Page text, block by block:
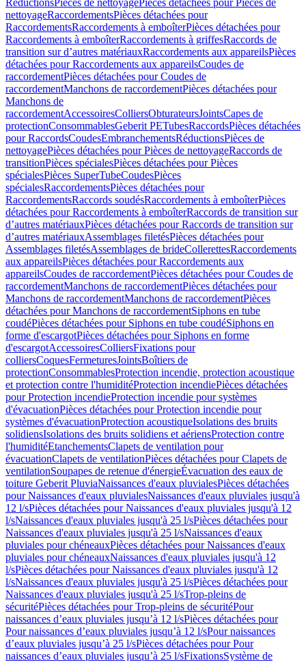
RéductionsPièces de nettoyagePièces détachées pour Pièces de
nettoyageRaccordementsPièces détachées pour
RaccordementsRaccordements à emboîterPièces détachées pour
Raccordements à emboîterRaccordements à griffesRaccords de
transition sur d’autres matériauxRaccordements aux appareilsPièces
détachées pour Raccordements aux appareilsCoudes de
raccordementPièces détachées pour Coudes de
raccordementManchons de raccordementPièces détachées pour
Manchons de
raccordementAccessoiresColliersObturateursJointsCapes de
protectionConsommablesGeberit PETubesRaccordsPièces détachées
pour RaccordsCoudesEmbranchementsRéductionsPièces de
nettoyagePièces détachées pour Pièces de nettoyageRaccords de
transitionPièces spécialesPièces détachées pour Pièces
spécialesPièces SuperTubeCoudesPièces
spécialesRaccordementsPièces détachées pour
RaccordementsRaccords soudésRaccordements à emboîterPièces
détachées pour Raccordements à emboîterRaccords de transition sur
d’autres matériauxPièces détachées pour Raccords de transition sur
d’autres matériauxAssemblages filetésPièces détachées pour
Assemblages filetésAssemblages de brideCollerettesRaccordements
aux appareilsPièces détachées pour Raccordements aux
appareilsCoudes de raccordementPièces détachées pour Coudes de
raccordementManchons de raccordementPièces détachées pour
Manchons de raccordementManchons de raccordementPièces
détachées pour Manchons de raccordementSiphons en tube
coudéPièces détachées pour Siphons en tube coudéSiphons en
forme d'escargotPièces détachées pour Siphons en forme
d'escargotAccessoiresColliersFixations pour
colliersCoquesFermeturesJointsBoîtiers de
protectionConsommablesProtection incendie, protection acoustique
et protection contre l'humiditéProtection incendiePièces détachées
pour Protection incendieProtection incendie pour systèmes
d'évacuationPièces détachées pour Protection incendie pour
systèmes d'évacuationProtection acoustiqueIsolations des bruits
solidiensIsolations des bruits solidiens et aériensProtection contre
l'humiditéEtanchementsClapets de ventilation pour
évacuationClapets de ventilationPièces détachées pour Clapets de
ventilationSoupapes de retenue d'énergieÉvacuation des eaux de
toiture Geberit PluviaNaissances d'eaux pluvialesPièces détachées
pour Naissances d'eaux pluvialesNaissances d'eaux pluviales jusqu'à
12 l/sPièces détachées pour Naissances d'eaux pluviales jusqu'à 12
l/sNaissances d'eaux pluviales jusqu'à 25 l/sPièces détachées pour
Naissances d'eaux pluviales jusqu'à 25 l/sNaissances d'eaux
pluviales pour chéneauxPièces détachées pour Naissances d'eaux
pluviales pour chéneauxNaissances d'eaux pluviales jusqu'à 12
l/sPièces détachées pour Naissances d'eaux pluviales jusqu'à 12
l/sNaissances d'eaux pluviales jusqu'à 25 l/sPièces détachées pour
Naissances d'eaux pluviales jusqu'à 25 l/sTrop-pleins de
sécuritéPièces détachées pour Trop-pleins de sécuritéPour
naissances d’eaux pluviales jusqu’à 12 l/sPièces détachées pour
Pour naissances d’eaux pluviales jusqu’à 12 l/sPour naissances
d’eaux pluviales jusqu’à 25 l/sPièces détachées pour Pour
naissances d’eaux pluviales jusqu’à 25 l/sFixationsSystème de